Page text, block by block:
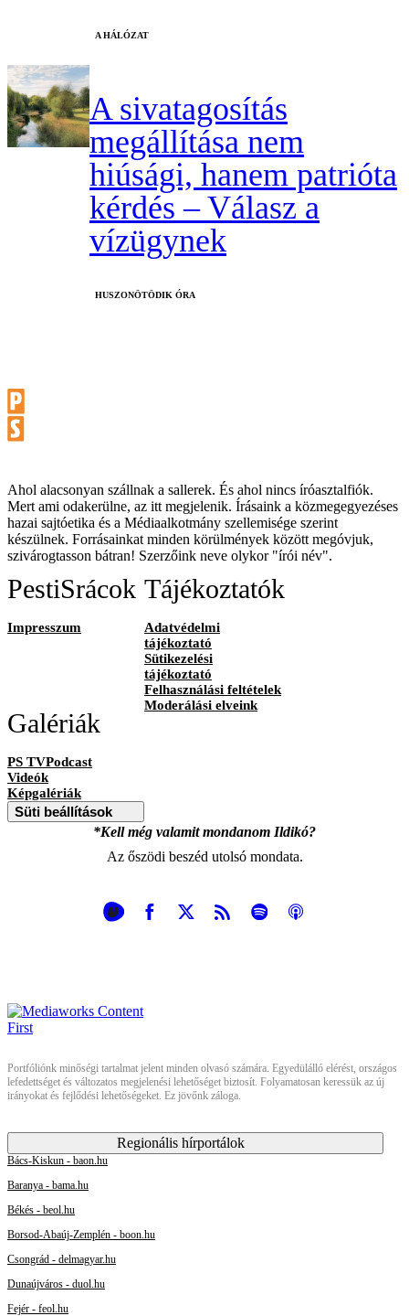
A HÁLÓZAT
A sivatagosítás
megállítása nem
hiúsági, hanem patrióta
kérdés – Válasz a
vízügynek
HUSZONÖTÖDIK ÓRA
Ahol alacsonyan szállnak a sallerek. És ahol nincs íróasztalfiók.
Mert ami odakerülne, az itt megjelenik. Írásaink a közmegegyezéses
hazai sajtóetika és a Médiaalkotmány szellemisége szerint
készülnek. Forrásainkat minden körülmények között megóvjuk,
szivárogtasson bátran! Szerzőink neve olykor "írói név".
PestiSrácok
Impresszum
Tájékoztatók
Adatvédelmi
tájékoztató
Sütikezelési
tájékoztató
Felhasználási feltételek
Moderálási elveink
Galériák
PS TVPodcast
Videók
Képgalériák
Süti beállítások
*Kell még valamit mondanom Ildikó?
Az őszödi beszéd utolsó mondata.
Portfóliónk minőségi tartalmat jelent minden olvasó számára. Egyedülálló elérést, országos
lefedettséget és változatos megjelenési lehetőséget biztosít. Folyamatosan keressük az új
irányokat és fejlődési lehetőségeket. Ez jövőnk záloga.
Regionális hírportálok
Bács-Kiskun - baon.hu
Baranya - bama.hu
Békés - beol.hu
Borsod-Abaúj-Zemplén - boon.hu
Csongrád - delmagyar.hu
Dunaújváros - duol.hu
Fejér - feol.hu